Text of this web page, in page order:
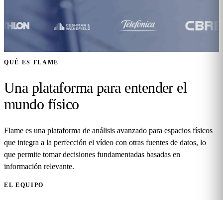
QUÉ ES FLAME
Una plataforma para entender el
mundo físico
Flame es una plataforma de análisis avanzado para espacios físicos
que integra a la perfección el vídeo con otras fuentes de datos, lo
que permite tomar decisiones fundamentadas basadas en
información relevante.
EL EQUIPO